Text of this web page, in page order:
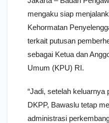
mengaku siap
Kehormatan
terkait putusan
sebagai Ketua dan
Umum (KPU) RI.
“Jadi, setelah keluarnya
DKPP, Bawaslu tetap
administrasi